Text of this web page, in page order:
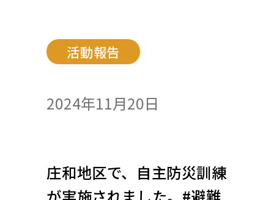
活動報告
2024年11月20日
庄和地区で、自主防災訓練